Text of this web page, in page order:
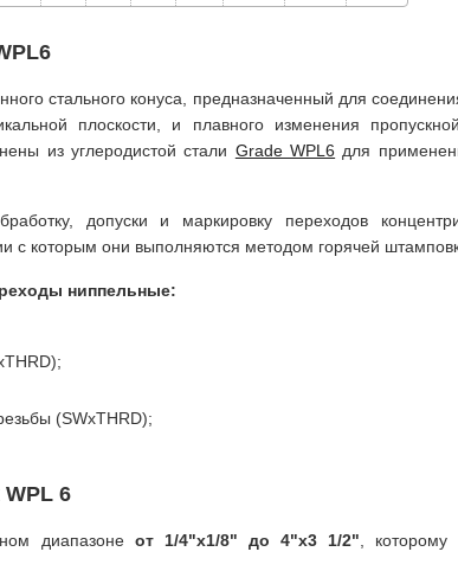
стального конуса, предназначенный для
плоскости, и плавного изменения
из углеродистой стали Grade WPL6 для
допуски и маркировку переходов
с которым они выполняются методом горячей
ниппельные:
(SWхTHRD);
6
диапазоне от 1/4"х1/8" до 4"х3 1/2" , которому